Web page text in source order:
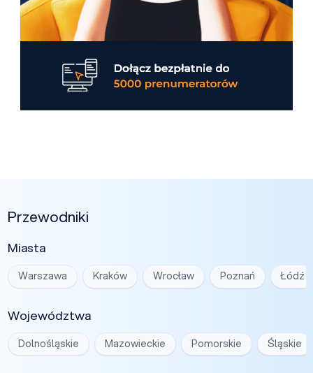
Przewodniki
Miasta
Warszawa Kraków Wrocław Poznań Łódź
Województwa
Dolnośląskie Mazowieckie Pomorskie Śląskie